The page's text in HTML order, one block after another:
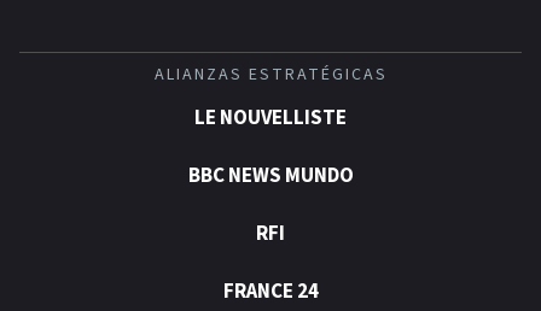
ALIANZAS ESTRATÉGICAS
LE NOUVELLISTE
BBC NEWS MUNDO
RFI
FRANCE 24